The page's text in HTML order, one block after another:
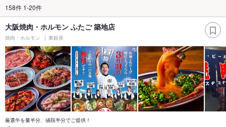
158件 1-20件
大阪焼肉・ホルモン ふたご 築地店
焼肉・ホルモン 東銀座
厳選牛を量半分、値段半分でご提供！